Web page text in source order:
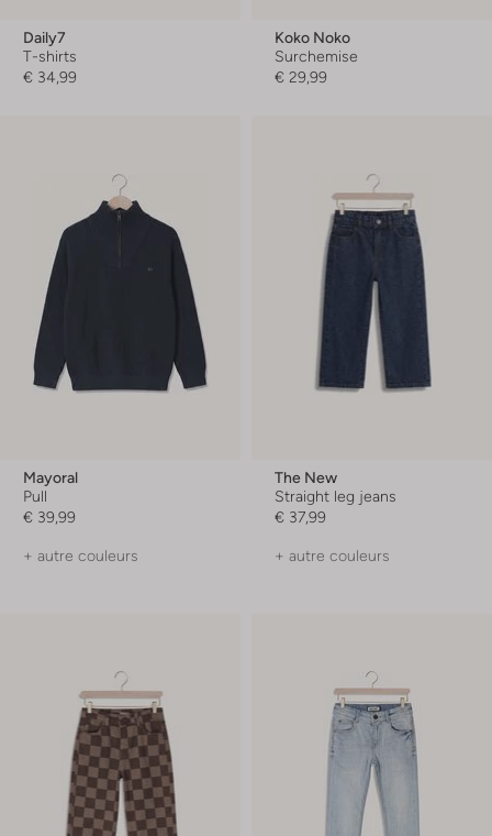
Daily7
T-shirts
€ 34,99
Koko Noko
Surchemise
€ 29,99
Mayoral
Pull
€ 39,99
+ autre couleurs
The New
Straight leg jeans
€ 37,99
+ autre couleurs